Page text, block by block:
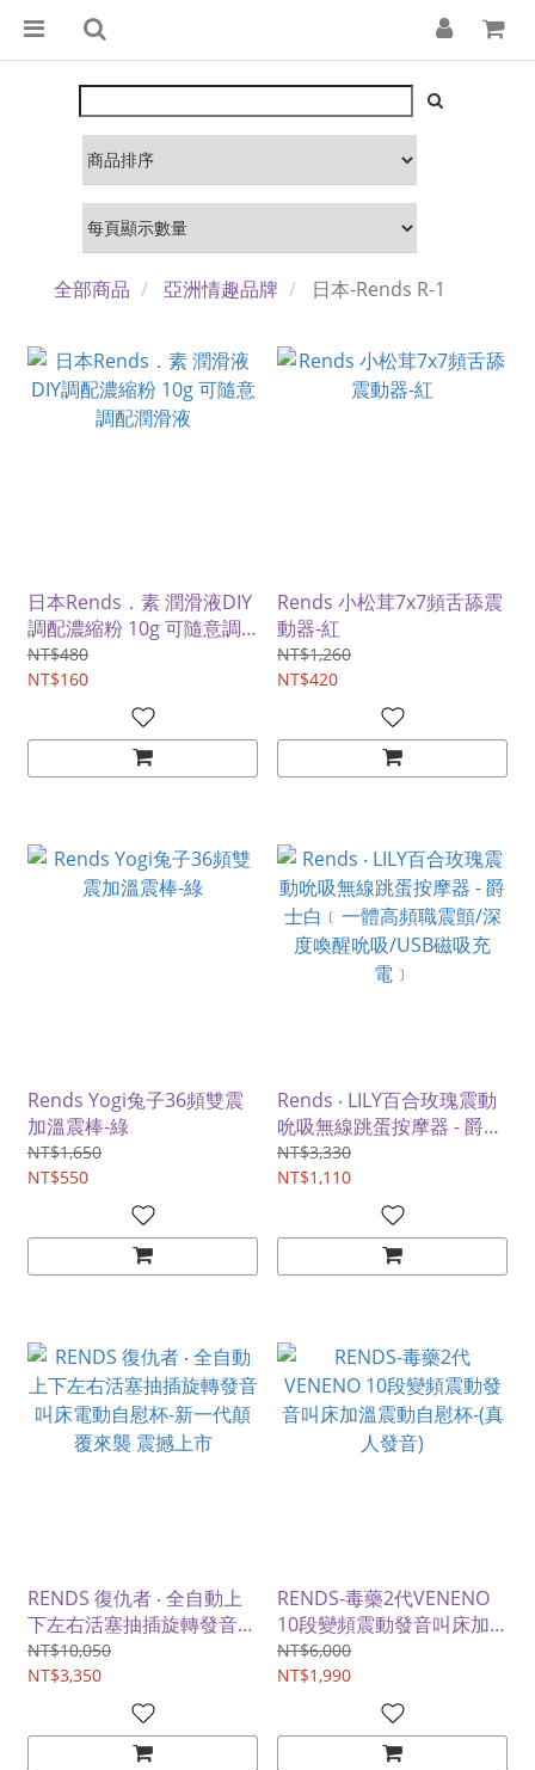
全部商品 亞洲情趣品牌 日本-Rends R-1
日本Rends．素 潤滑液DIY
調配濃縮粉 10g 可隨意調
配潤滑液
NT$480
NT$160
Rends 小松茸7x7頻舌舔震
動器-紅
NT$1,260
NT$420
Rends Yogi兔子36頻雙震
加溫震棒-綠
NT$1,650
NT$550
Rends ‧ LILY百合玫瑰震動
吮吸無線跳蛋按摩器 - 爵士
白﹝一體高頻職震顫/深度
喚醒吮吸/USB磁吸充電﹞
NT$3,330
NT$1,110
RENDS 復仇者 ‧ 全自動上
下左右活塞抽插旋轉發音叫
床電動自慰杯-新一代顛覆
來襲 震撼上市
NT$10,050
NT$3,350
RENDS-毒藥2代VENENO
10段變頻震動發音叫床加
溫震動自慰杯-(真人發音)
NT$6,000
NT$1,990